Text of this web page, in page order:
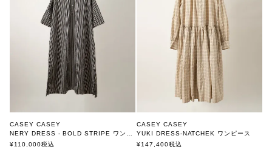
CASEY CASEY
NERY DRESS - BOLD STRIPE ワンピース
ケーシーケーシー
¥110,000税込
CASEY CASEY
YUKI DRESS-NATCHEK ワンピース
ケーシーケーシー
¥147,400税込